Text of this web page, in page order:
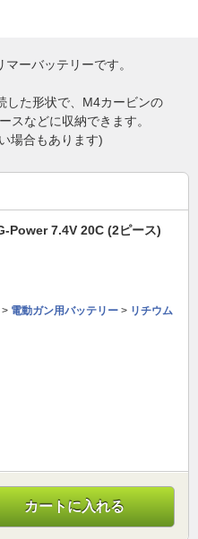
ーバッテリーです。
した形状で、M4カービンの
スなどに収納できます。
場合もあります)
Power 7.4V 20C (2ピース)
> 電動ガン用バッテリー > リチウム
カートに入れる